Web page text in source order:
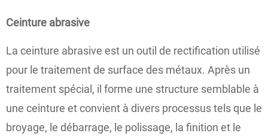
Ceinture abrasive
La ceinture abrasive est un outil de rectification utilisé
pour le traitement de surface des métaux. Après un
traitement spécial, il forme une structure semblable à
une ceinture et convient à divers processus tels que le
broyage, le débarrage, le polissage, la finition et le